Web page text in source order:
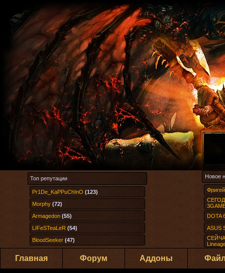
Топ репутации
Pr1De_KaPPuChInO (123)
Morphy (72)
Armagedon (55)
LIFeSTeaLeR (54)
BloodSeeker (47)
Новое
DOTA
ASUS
Главная Форум Аддоны